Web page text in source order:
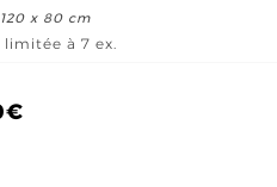
120 x 80 cm
à 7 ex.
€